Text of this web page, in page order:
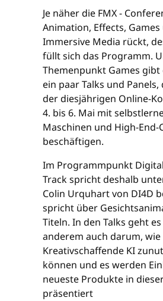
Je näher die FMX -
Animation, Effects, Games
Immersive Media rückt,
füllt sich das Programm.
Themenpunkt Games gibt
ein paar Talks und
der diesjährigen Online-
4. bis 6. Mai mit
Maschinen und High-End-
beschäftigen.
Im Programmpunkt
Track spricht deshalb
Colin Urquhart von DI4D
spricht über
Titeln. In den Talks geht
anderem auch darum, wie
Kreativschaffende KI
können und es werden
neueste Produkte in
präsentiert